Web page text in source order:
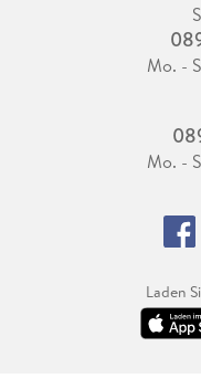
Mo. -
Mo. -
Laden